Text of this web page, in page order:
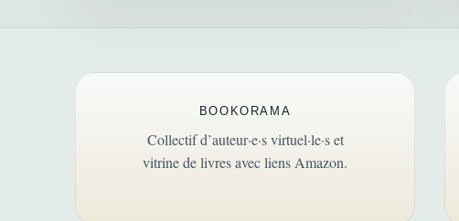
BOOKORAMA
Collectif d’auteur·e·s virtuel·le·s et
vitrine de livres avec liens Amazon.